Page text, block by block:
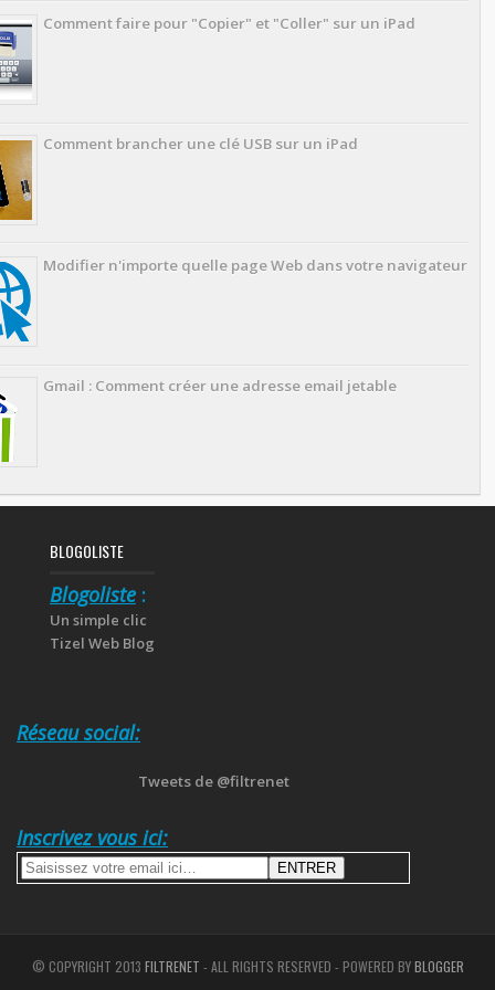
Comment faire pour "Copier" et "Coller" sur un iPad
Comment brancher une clé USB sur un iPad
Modifier n'importe quelle page Web dans votre navigateur
Gmail : Comment créer une adresse email jetable
BLOGOLISTE
Blogoliste :
Un simple clic
Tizel Web Blog
Réseau social:
Tweets de @filtrenet
Inscrivez vous ici:
© COPYRIGHT 2013 FILTRENET - ALL RIGHTS RESERVED - POWERED BYBLOGGER